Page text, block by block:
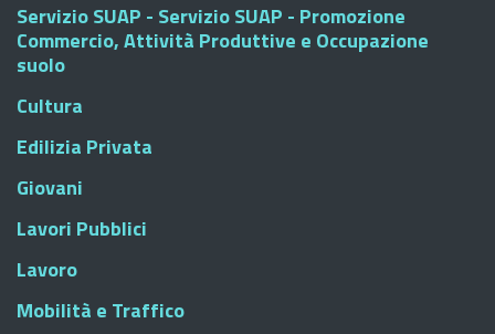
Servizio SUAP - Servizio SUAP - Promozione
Commercio, Attività Produttive e Occupazione
suolo
Cultura
Edilizia Privata
Giovani
Lavori Pubblici
Lavoro
Mobilità e Traffico